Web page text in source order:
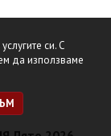
си. С
да използваме